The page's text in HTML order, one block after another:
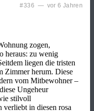
#336 — vor 6 Jahren
zogen,
heraus: zu wenig
liegen die tristen
Zimmer herum. Diese
vom Mitbewohner –
Ungeheur
stilvoll
in diesen rosa